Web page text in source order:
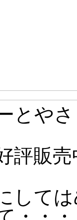
とや
評販
して